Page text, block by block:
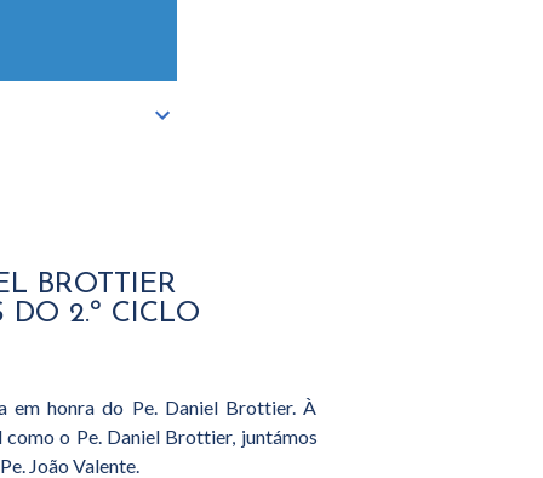
BROTTIER
2.º CICLO
em honra do Pe. Daniel Brottier. À
como o Pe. Daniel Brottier, juntámos
João Valente.